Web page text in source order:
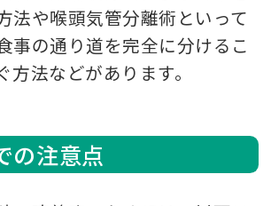
法や喉頭気管分離術といって
事の通り道を完全に分けるこ
方法などがあります。
の注意点